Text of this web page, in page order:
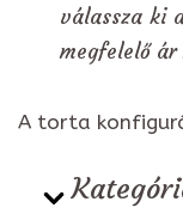
válassza ki
megfelelő ár
A torta